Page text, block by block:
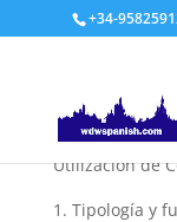
+34-
Utilización de
Tipología y